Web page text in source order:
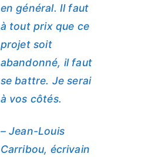
en général. Il faut
à tout prix que ce
projet soit
abandonné, il faut
se battre. Je serai
à vos côtés.
– Jean-Louis
Carribou, écrivain